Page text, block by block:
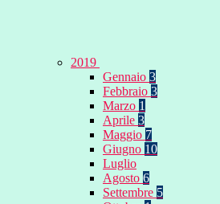
2019
Gennaio 3
Febbraio 3
Marzo 1
Aprile 3
Maggio 7
Giugno 10
Luglio
Agosto 6
Settembre 5